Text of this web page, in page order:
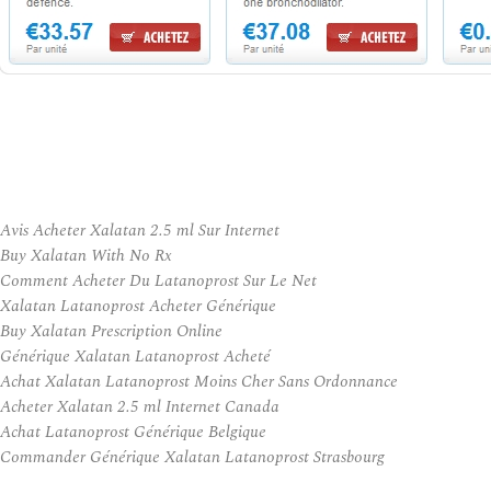
Avis Acheter Xalatan 2.5 ml Sur Internet
Buy Xalatan With No Rx
Comment Acheter Du Latanoprost Sur Le Net
Xalatan Latanoprost Acheter Générique
Buy Xalatan Prescription Online
Générique Xalatan Latanoprost Acheté
Achat Xalatan Latanoprost Moins Cher Sans Ordonnance
Acheter Xalatan 2.5 ml Internet Canada
Achat Latanoprost Générique Belgique
Commander Générique Xalatan Latanoprost Strasbourg